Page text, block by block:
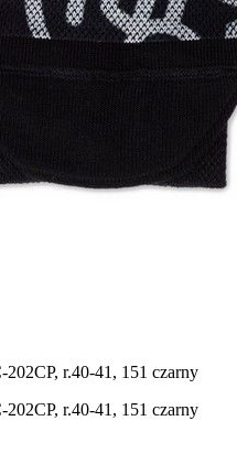
r.40-41, 151 czarny
r.40-41, 151 czarny